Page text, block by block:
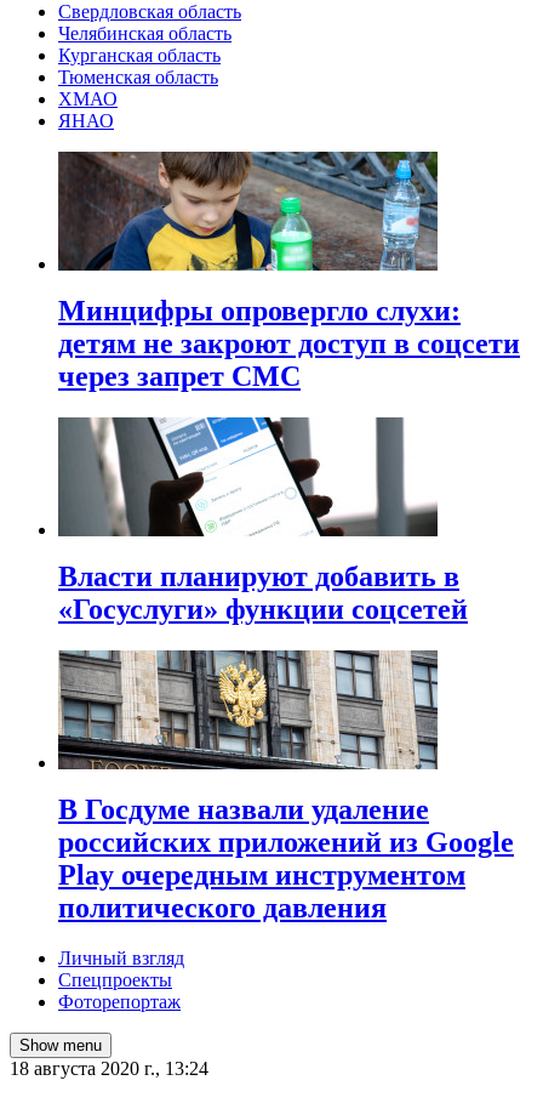
Свердловская область
Челябинская область
Курганская область
Тюменская область
ХМАО
ЯНАО
Минцифры опровергло слухи:
детям не закроют доступ в соцсети
через запрет СМС
Власти планируют добавить в
«Госуслуги» функции соцсетей
В Госдуме назвали удаление
российских приложений из Google
Play очередным инструментом
политического давления
Личный взгляд
Спецпроекты
Фоторепортаж
Show menu
18 августа 2020 г., 13:24